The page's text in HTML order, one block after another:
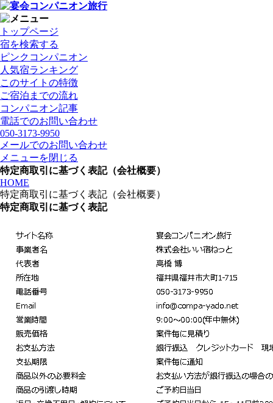
トップページ
宿を検索する
ピンクコンパニオン
人気宿ランキング
このサイトの特徴
ご宿泊までの流れ
コンパニオン記事
電話でのお問い合わせ
050-3173-9950
メールでのお問い合わせ
メニューを閉じる
特定商取引に基づく表記（会社概要）
HOME
特定商取引に基づく表記（会社概要）
特定商取引に基づく表記